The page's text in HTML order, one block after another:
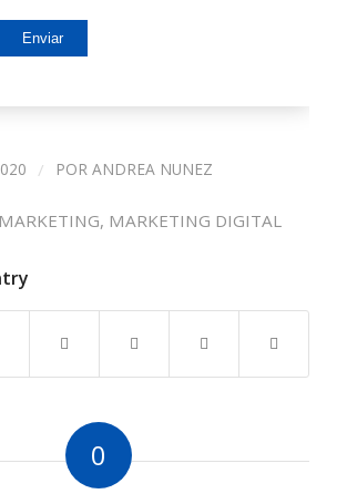
/ POR ANDREA NUNEZ
, MARKETING DIGITAL
0